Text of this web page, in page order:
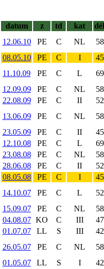
datum
z td kat
12.06.10
PE C NL
08.05.10
PE C I
11.10.09
PE C L
12.09.09
PE C NL
22.08.09
PE C II
13.06.09
PE C NL
23.05.09
PE C II
12.10.08
PE C L
23.08.08
PE C NL
28.06.08
PE C II
08.05.08
PE C I
14.10.07
PE C L
15.09.07
PE C NL
04.08.07 KO C III
01.07.07
LL S III
26.05.07
PE C NL
01.05.07
LL S I